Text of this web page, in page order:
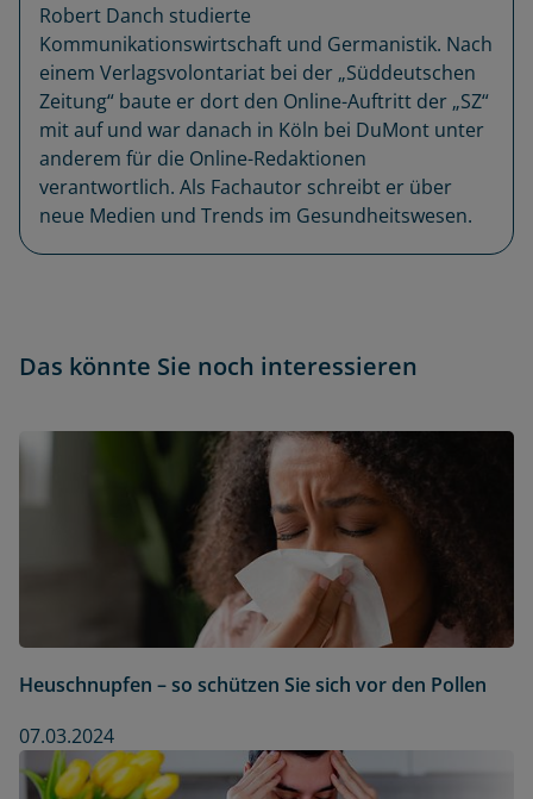
Robert Danch studierte
Kommunikationswirtschaft und Germanistik. Nach
einem Verlagsvolontariat bei der „Süddeutschen
Zeitung“ baute er dort den Online-Auftritt der „SZ“
mit auf und war danach in Köln bei DuMont unter
anderem für die Online-Redaktionen
verantwortlich. Als Fachautor schreibt er über
neue Medien und Trends im Gesundheitswesen.
Das könnte Sie noch interessieren
Heuschnupfen – so schützen Sie sich vor den Pollen
07.03.2024